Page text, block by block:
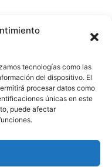
tecnologías como las
del dispositivo. El
procesar datos como
únicas en este
puede afectar